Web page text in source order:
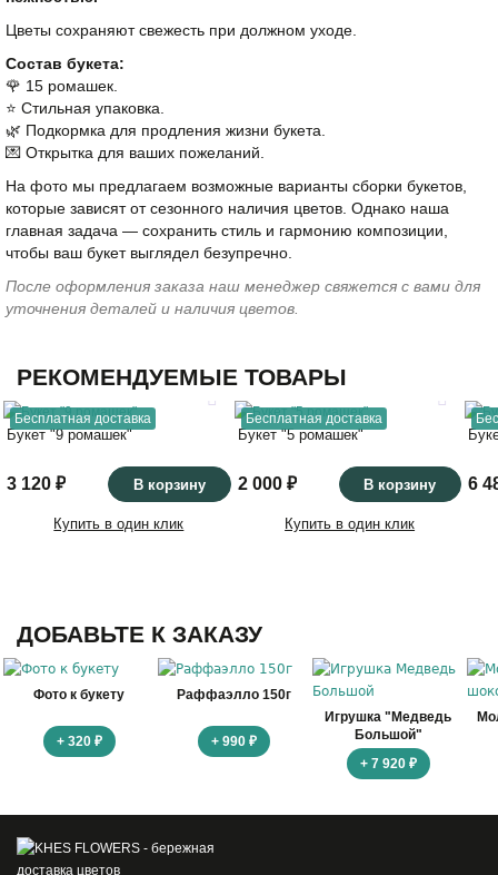
Цветы сохраняют свежесть при должном уходе.
Состав букета:
🌹 15 ромашек.
⭐️ Стильная упаковка.
🌿 Подкормка для продления жизни букета.
💌 Открытка для ваших пожеланий.
На фото мы предлагаем возможные варианты сборки букетов,
которые зависят от сезонного наличия цветов. Однако наша
главная задача — сохранить стиль и гармонию композиции,
чтобы ваш букет выглядел безупречно.
После оформления заказа наш менеджер свяжется с вами для
уточнения деталей и наличия цветов.
РЕКОМЕНДУЕМЫЕ ТОВАРЫ
Бесплатная доставка
Букет "9 ромашек"
3 120 ₽ В корзину
Купить в один клик
Бесплатная доставка
Букет "5 ромашек"
2 000 ₽ В корзину
Купить в один клик
6
ДОБАВЬТЕ К ЗАКАЗУ
Фото к букету
+ 320 ₽
Раффаэлло 150г
+ 990 ₽
Игрушка "Медведь
Большой"
+ 7 920 ₽